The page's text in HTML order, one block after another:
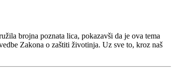
brojna poznata lica, pokazavši da je ova tema
Zakona o zaštiti životinja. Uz sve to, kroz naš